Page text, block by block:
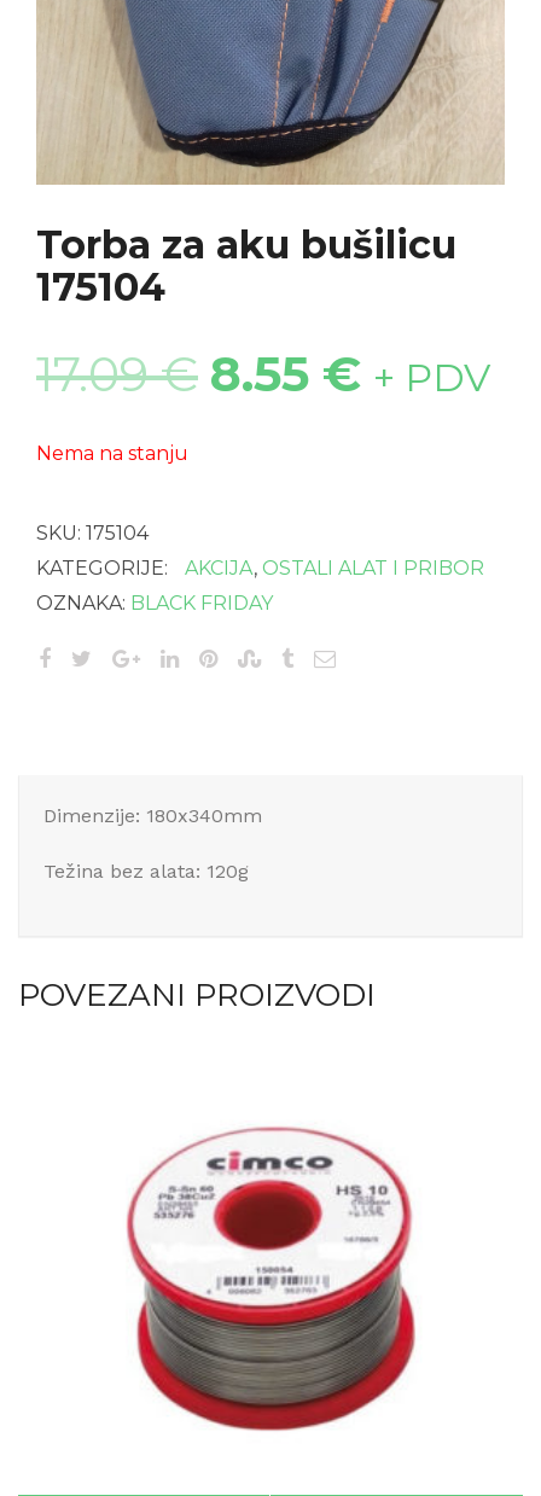
Torba za aku bušilicu
175104
17.09€ 8.55 € + PDV
Nema na stanju
SKU: 175104
KATEGORIJE:
AKCIJA, OSTALI ALAT I PRIBOR
OZNAKA: BLACK FRIDAY
Dimenzije: 180x340mm
Težina bez alata: 120g
POVEZANI PROIZVODI